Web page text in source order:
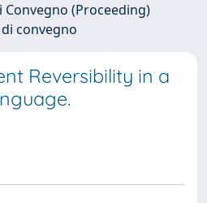
(Proceeding)
convegno
Reversibility in a